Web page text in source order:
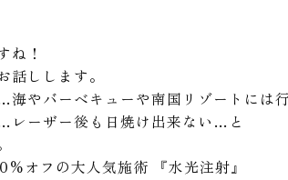
ね！
しします。
やバーベキューや南国リゾートには
レーザー後も日焼け出来ない…と
オフの大人気施術 『水光注射』